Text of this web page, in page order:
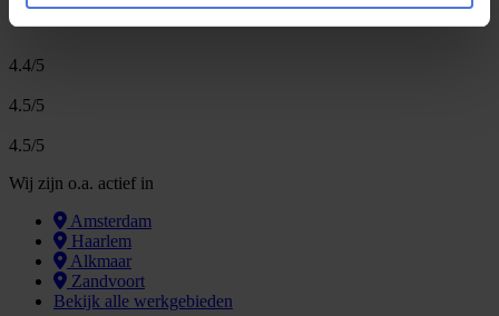
4.4/5
4.5/5
4.5/5
Wij zijn o.a. actief in
Amsterdam
Haarlem
Alkmaar
Zandvoort
Bekijk alle werkgebieden